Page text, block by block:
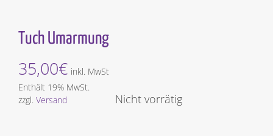
Tuch Umarmung
35,00€ inkl. MwSt
Enthält 19% MwSt.
zzgl. Versand Nicht vorrätig